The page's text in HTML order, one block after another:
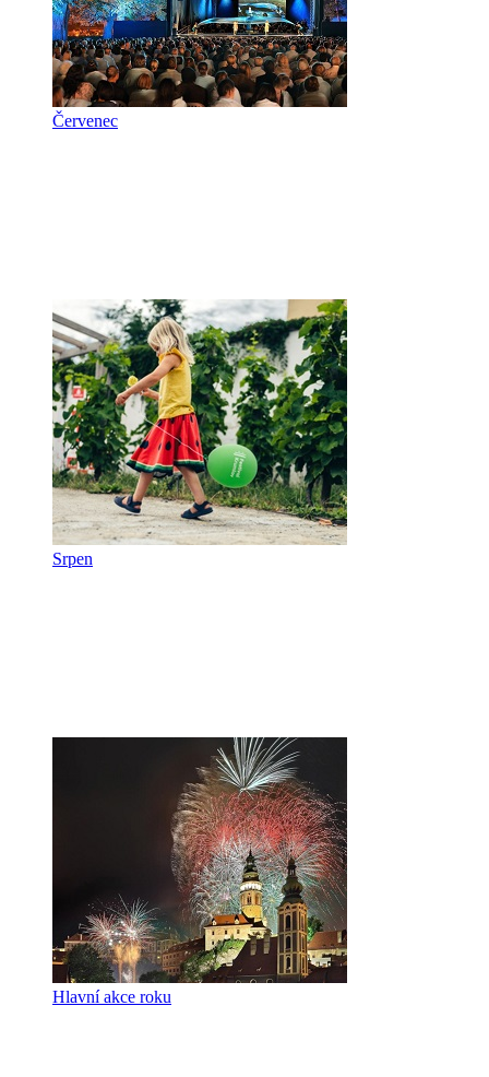
Červenec
Srpen
Hlavní akce roku